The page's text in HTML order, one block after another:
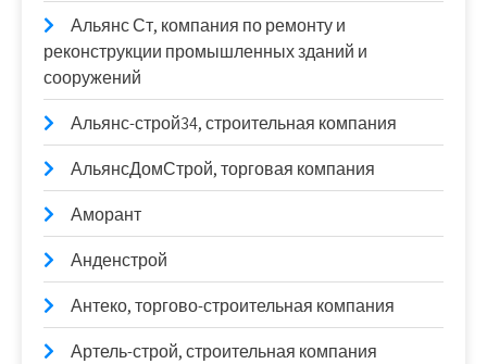
Альянс Ст, компания по ремонту и
реконструкции промышленных зданий и
сооружений
Альянс-строй34, строительная компания
АльянсДомСтрой, торговая компания
Аморант
Анденстрой
Антеко, торгово-строительная компания
Артель-строй, строительная компания